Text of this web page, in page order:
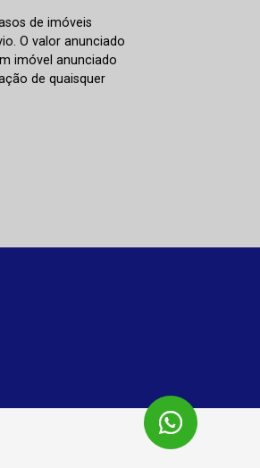
de imóveis
O valor anunciado
imóvel anunciado
de quaisquer